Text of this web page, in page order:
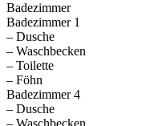
Badezimmer
Badezimmer 1
– Dusche
– Waschbecken
– Toilette
– Föhn
Badezimmer 4
– Dusche